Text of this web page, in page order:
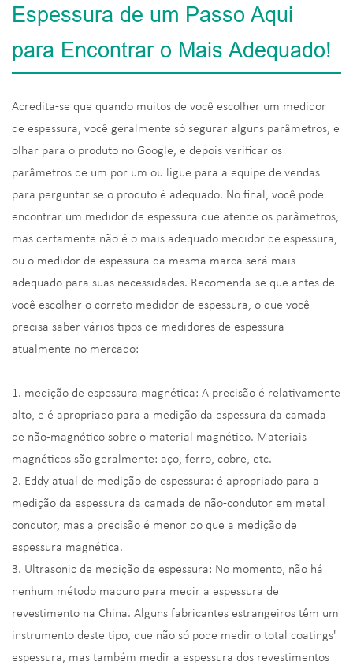
Espessura de um Passo Aqui
para Encontrar o Mais Adequado!
Acredita-se que quando muitos de você escolher um medidor
de espessura, você geralmente só segurar alguns parâmetros, e
olhar para o produto no Google, e depois verificar os
parâmetros de um por um ou ligue para a equipe de vendas
para perguntar se o produto é adequado. No final, você pode
encontrar um medidor de espessura que atende os parâmetros,
mas certamente não é o mais adequado medidor de espessura,
ou o medidor de espessura da mesma marca será mais
adequado para suas necessidades. Recomenda-se que antes de
você escolher o correto medidor de espessura, o que você
precisa saber vários tipos de medidores de espessura
atualmente no mercado:
1. medição de espessura magnética: A precisão é relativamente
alto, e é apropriado para a medição da espessura da camada
de não-magnético sobre o material magnético. Materiais
magnéticos são geralmente: aço, ferro, cobre, etc.
2. Eddy atual de medição de espessura: é apropriado para a
medição da espessura da camada de não-condutor em metal
condutor, mas a precisão é menor do que a medição de
espessura magnética.
3. Ultrasonic de medição de espessura: No momento, não há
nenhum método maduro para medir a espessura de
revestimento na China. Alguns fabricantes estrangeiros têm um
instrumento deste tipo, que não só pode medir o total coatings'
espessura, mas também medir a espessura dos revestimentos